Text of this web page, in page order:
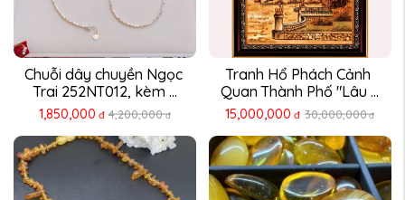
Chuỗi dây chuyền Ngọc
Trai 252NT012, kèm ...
1,850,000 đ 4,200,000 đ
Tranh Hổ Phách Cảnh
Quan Thành Phố "Lâu ...
15,000,000 đ 30,000,000 đ